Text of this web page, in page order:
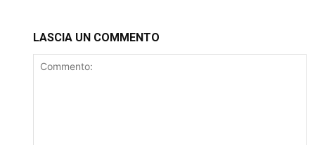
LASCIA UN COMMENTO